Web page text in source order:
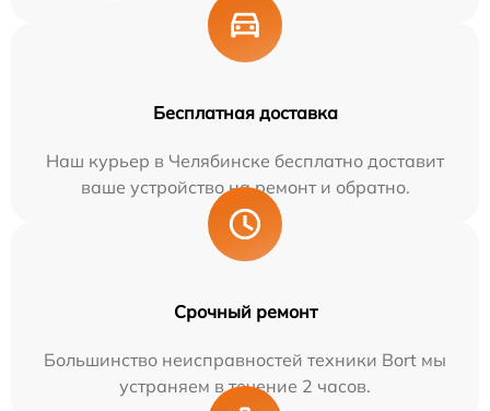
Бесплатная доставка
Наш курьер в Челябинске бесплатно доставит
ваше устройство на ремонт и обратно.
Срочный ремонт
Большинство неисправностей техники Bort мы
устраняем в течение 2 часов.